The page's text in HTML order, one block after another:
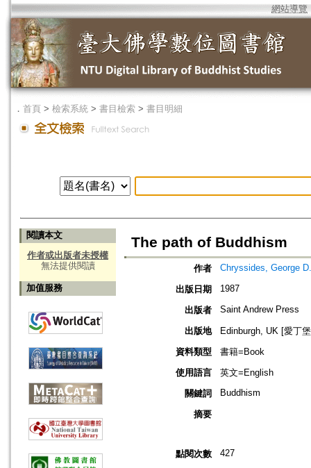
網站導覽
． 首頁 > 檢索系統 > 書目檢索 > 書目明細
閱讀本文
作者或出版者未授權
無法提供閱讀
加值服務
The path of Buddhism
作者 Chryssides, George D.
出版日期 1987
出版者 Saint Andrew Press
出版地
Edinburgh, UK [愛丁
資料類型
書籍=Book
使用語言
英文=English
關鍵詞
Buddhism
摘要
點閱次數 427